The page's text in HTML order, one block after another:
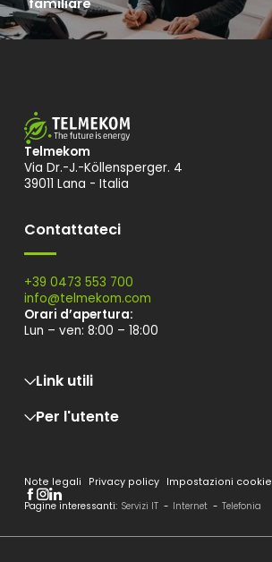
familiare
Telmekom
Via Dr.-J.-Köllensperger. 4
39011 Lana - Italia
Contattateci
+39 0473 553 700
info@telmekom.com
Orari d’apertura:
Lun – ven: 8:00 – 18:00
Link utili
Lavora con noi
Per l'utente
Reclami
Standard qualità e indennizzi
Guida alla lettura della bolletta
Servizio di conciliazione Arera
Nota informativa clienti Energy
Note legali Privacy policy Impostazioni cookie
Pagine interessanti: Servizi IT - Internet - Telefonia